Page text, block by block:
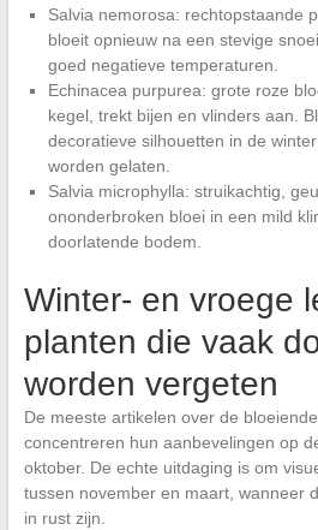
Salvia nemorosa: rechtopstaande
bloeit opnieuw na een stevige
goed negatieve temperaturen.
Echinacea purpurea: grote roze
kegel, trekt bijen en vlinders aan.
decoratieve silhouetten in de
worden gelaten.
Salvia microphylla: struikachtig,
ononderbroken bloei in een mild
doorlatende bodem.
Winter- en vroege
planten die vaak
worden vergeten
De meeste artikelen over de
concentreren hun aanbevelingen op
oktober. De echte uitdaging is om
tussen november en maart, wanneer
in rust zijn.